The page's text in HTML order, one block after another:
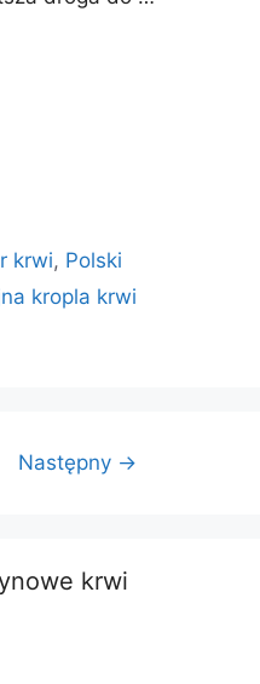
krwi, Polski
kropla krwi
Następny →
krwi